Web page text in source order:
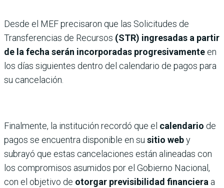
Desde el MEF precisaron que las Solicitudes de
Transferencias de Recursos (STR) ingresadas a partir
de la fecha serán incorporadas progresivamente en
los días siguientes dentro del calendario de pagos para
su cancelación.
Finalmente, la institución recordó que el calendario de
pagos se encuentra disponible en su sitio weby
subrayó que estas cancelaciones están alineadas con
los compromisos asumidos por el Gobierno Nacional,
con el objetivo de otorgar previsibilidad financiera a